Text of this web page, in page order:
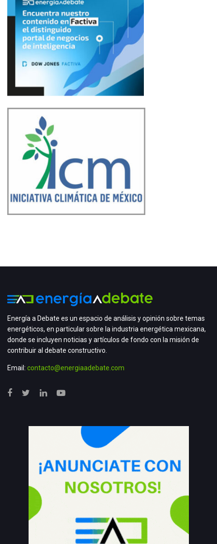
Energía a Debate es un espacio de análisis y opinión sobre temas
energéticos, en particular sobre la industria energética mexicana,
donde se incluyen noticias y artículos de fondo con la misión de
contribuir al debate constructivo.
Email: contacto@energiaadebate.com